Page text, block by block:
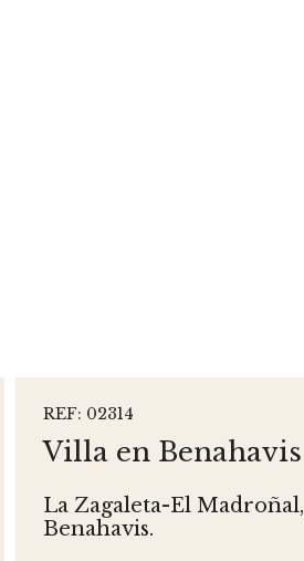
REF: 02314
Villa en Benahavis
La Zagaleta-El Madroñal,
Benahavis.